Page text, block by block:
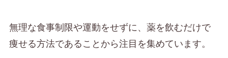
無理な食事制限や運動をせずに、薬を飲むだけで
痩せる方法であることから注目を集めています。